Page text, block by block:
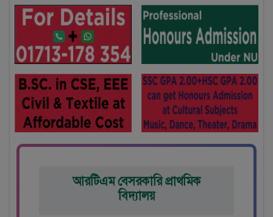
আরটিএম বেসরকারি প্রাথমিক
বিদ্যালয়